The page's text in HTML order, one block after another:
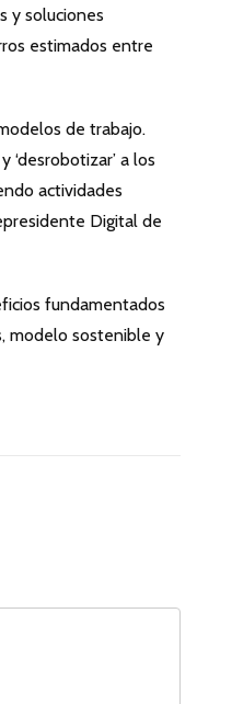
y soluciones
estimados entre
de trabajo.
a los
actividades
Digital de
fundamentados
modelo sostenible y